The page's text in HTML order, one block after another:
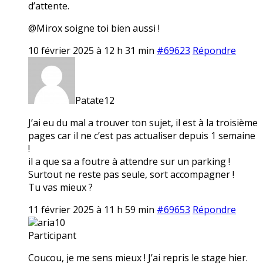
d’attente.
@Mirox soigne toi bien aussi !
10 février 2025 à 12 h 31 min #69623 Répondre
Patate12
J’ai eu du mal a trouver ton sujet, il est à la troisième
pages car il ne c’est pas actualiser depuis 1 semaine
!
il a que sa a foutre à attendre sur un parking !
Surtout ne reste pas seule, sort accompagner !
Tu vas mieux ?
11 février 2025 à 11 h 59 min #69653 Répondre
aria10
Participant
Coucou, je me sens mieux ! J’ai repris le stage hier.